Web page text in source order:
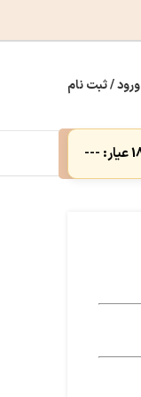
ورود / ثبت نام